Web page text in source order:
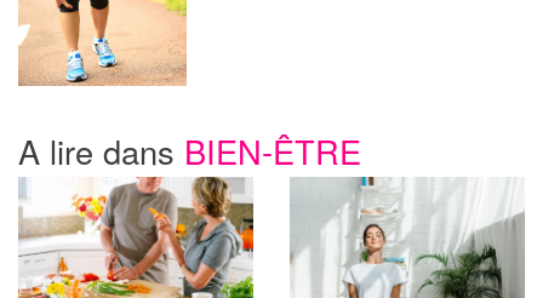
A lire dans BIEN-ÊTRE